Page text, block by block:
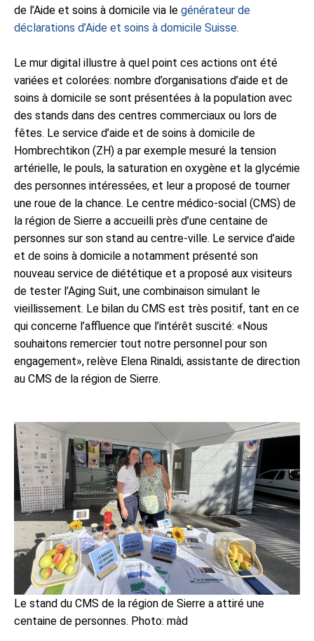
de l’Aide et soins à domicile via le générateur de
déclarations d’Aide et soins à domicile Suisse.
Le mur digital illustre à quel point ces actions ont été
variées et colorées: nombre d’organisations d’aide et de
soins à domicile se sont présentées à la population avec
des stands dans des centres commerciaux ou lors de
fêtes. Le service d’aide et de soins à domicile de
Hombrechtikon (ZH) a par exemple mesuré la tension
artérielle, le pouls, la saturation en oxygène et la glycémie
des personnes intéressées, et leur a proposé de tourner
une roue de la chance. Le centre médico-social (CMS) de
la région de Sierre a accueilli près d’une centaine de
personnes sur son stand au centre-ville. Le service d’aide
et de soins à domicile a notamment présenté son
nouveau service de diététique et a proposé aux visiteurs
de tester l’Aging Suit, une combinaison simulant le
vieillissement. Le bilan du CMS est très positif, tant en ce
qui concerne l’affluence que l’intérêt suscité: «Nous
souhaitons remercier tout notre personnel pour son
engagement», relève Elena Rinaldi, assistante de direction
au CMS de la région de Sierre.
Le stand du CMS de la région de Sierre a attiré une
centaine de personnes. Photo: màd